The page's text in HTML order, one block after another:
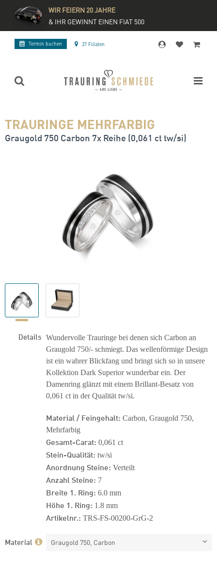
WIR FEIERN 20 JAHRE
& IHR GEWINNT EINEN FIAT 500
Termin buchen 37 Filialen
TRAURINGE MEHRFARBIG
Graugold 750 Carbon 7x Reihe (0,061 ct tw/si)
Details Wundervolle Trauringe bei denen sich Carbon an
Graugold 750/- schmiegt. Das wellenförmige Design
ist ein wahrer Blickfang und bringt sich so in unsere
Kollektion Dark Superior wunderbar ein. Der
Damenring glänzt mit einem Brillant-Besatz von
0,061 ct in der Qualität tw/si.
Material / Feingehalt: Carbon, Graugold 750,
Mehrfarbig
Gesamt-Carat: 0,061 ct
Stein-Qualität: tw/si
Anordnung Steine: Verteilt
Anzahl Steine: 7
Breite 1. Ring: 6.0 mm
Höhe 1. Ring: 1.8 mm
Artikelnr.: TRS-FS-00200-GrG-2
Material Graugold 750, Carbon